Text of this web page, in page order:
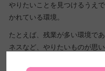
やりたいことを見つけるうえ
かれている環境。
たとえば、残業が多い環境で
ネスなど、やりたいものが思